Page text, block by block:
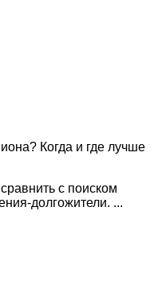
Когда и где лучше
с поиском
долгожители. ...